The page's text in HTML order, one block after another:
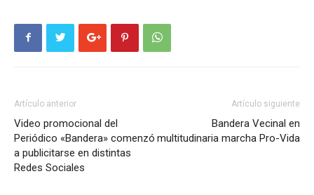
Artículo anterior
Video promocional del
Periódico «Bandera» comenzó
a publicitarse en distintas
Redes Sociales
Artículo siguiente
Bandera Vecinal en
multitudinaria marcha Pro-Vida